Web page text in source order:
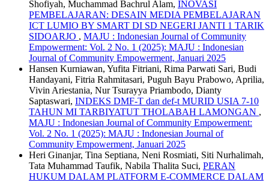
Shofiyah, Muchammad Bachrul Alam, INOVASI
PEMBELAJARAN: DESAIN MEDIA PEMBELAJARAN
ICT LUMIO BY SMART DI SD NEGERI JANTI 1 TARIK
SIDOARJO , MAJU : Indonesian Journal of Community
Empowerment: Vol. 2 No. 1 (2025): MAJU : Indonesian
Journal of Community Empowerment, Januari 2025
Hansen Kurniawan, Yufita Fitriani, Rima Parwati Sari, Budi
Handayani, Fitria Rahmitasari, Puguh Bayu Prabowo, Aprilia,
Vivin Ariestania, Nur Tsurayya Priambodo, Dianty
Saptaswari, INDEKS DMF-T dan def-t MURID USIA 7-10
TAHUN MI TARBIYATUT THOLABAH LAMONGAN ,
MAJU : Indonesian Journal of Community Empowerment:
Vol. 2 No. 1 (2025): MAJU : Indonesian Journal of
Community Empowerment, Januari 2025
Heri Ginanjar, Tina Septiana, Neni Rosmiati, Siti Nurhalimah,
Tata Muhammad Taufik, Nabila Thalita Suci, PERAN
HUKUM DALAM PLATFORM E-COMMERCE DALAM